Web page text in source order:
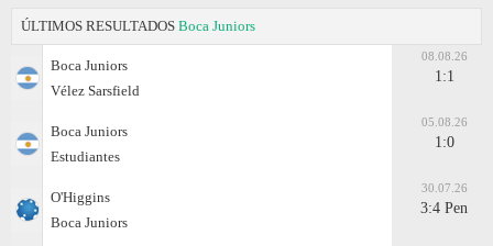
ÚLTIMOS RESULTADOS Boca Juniors
Boca Juniors
Vélez Sarsfield
08.08.26
1:1
Boca Juniors
Estudiantes
05.08.26
1:0
O'Higgins
Boca Juniors
30.07.26
3:4 Pen